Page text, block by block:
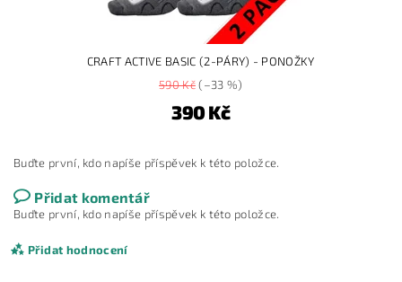
CRAFT ACTIVE BASIC (2-PÁRY) - PONOŽKY
590 Kč(–33 %)
390 Kč
Buďte první, kdo napíše příspěvek k této položce.
Přidat komentář
Buďte první, kdo napíše příspěvek k této položce.
Přidat hodnocení